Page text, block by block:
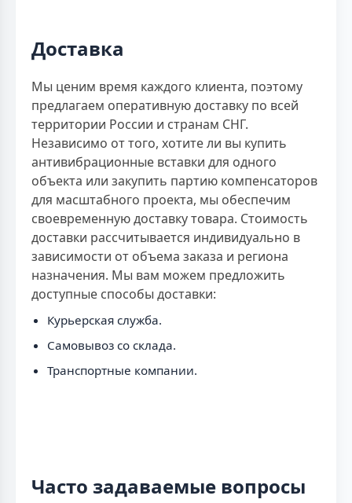
Доставка
Мы ценим время каждого клиента, поэтому
предлагаем оперативную доставку по всей
территории России и странам СНГ.
Независимо от того, хотите ли вы купить
антивибрационные вставки для одного
объекта или закупить партию компенсаторов
для масштабного проекта, мы обеспечим
своевременную доставку товара. Стоимость
доставки рассчитывается индивидуально в
зависимости от объема заказа и региона
назначения. Мы вам можем предложить
доступные способы доставки:
Курьерская служба.
Самовывоз со склада.
Транспортные компании.
Часто задаваемые вопросы